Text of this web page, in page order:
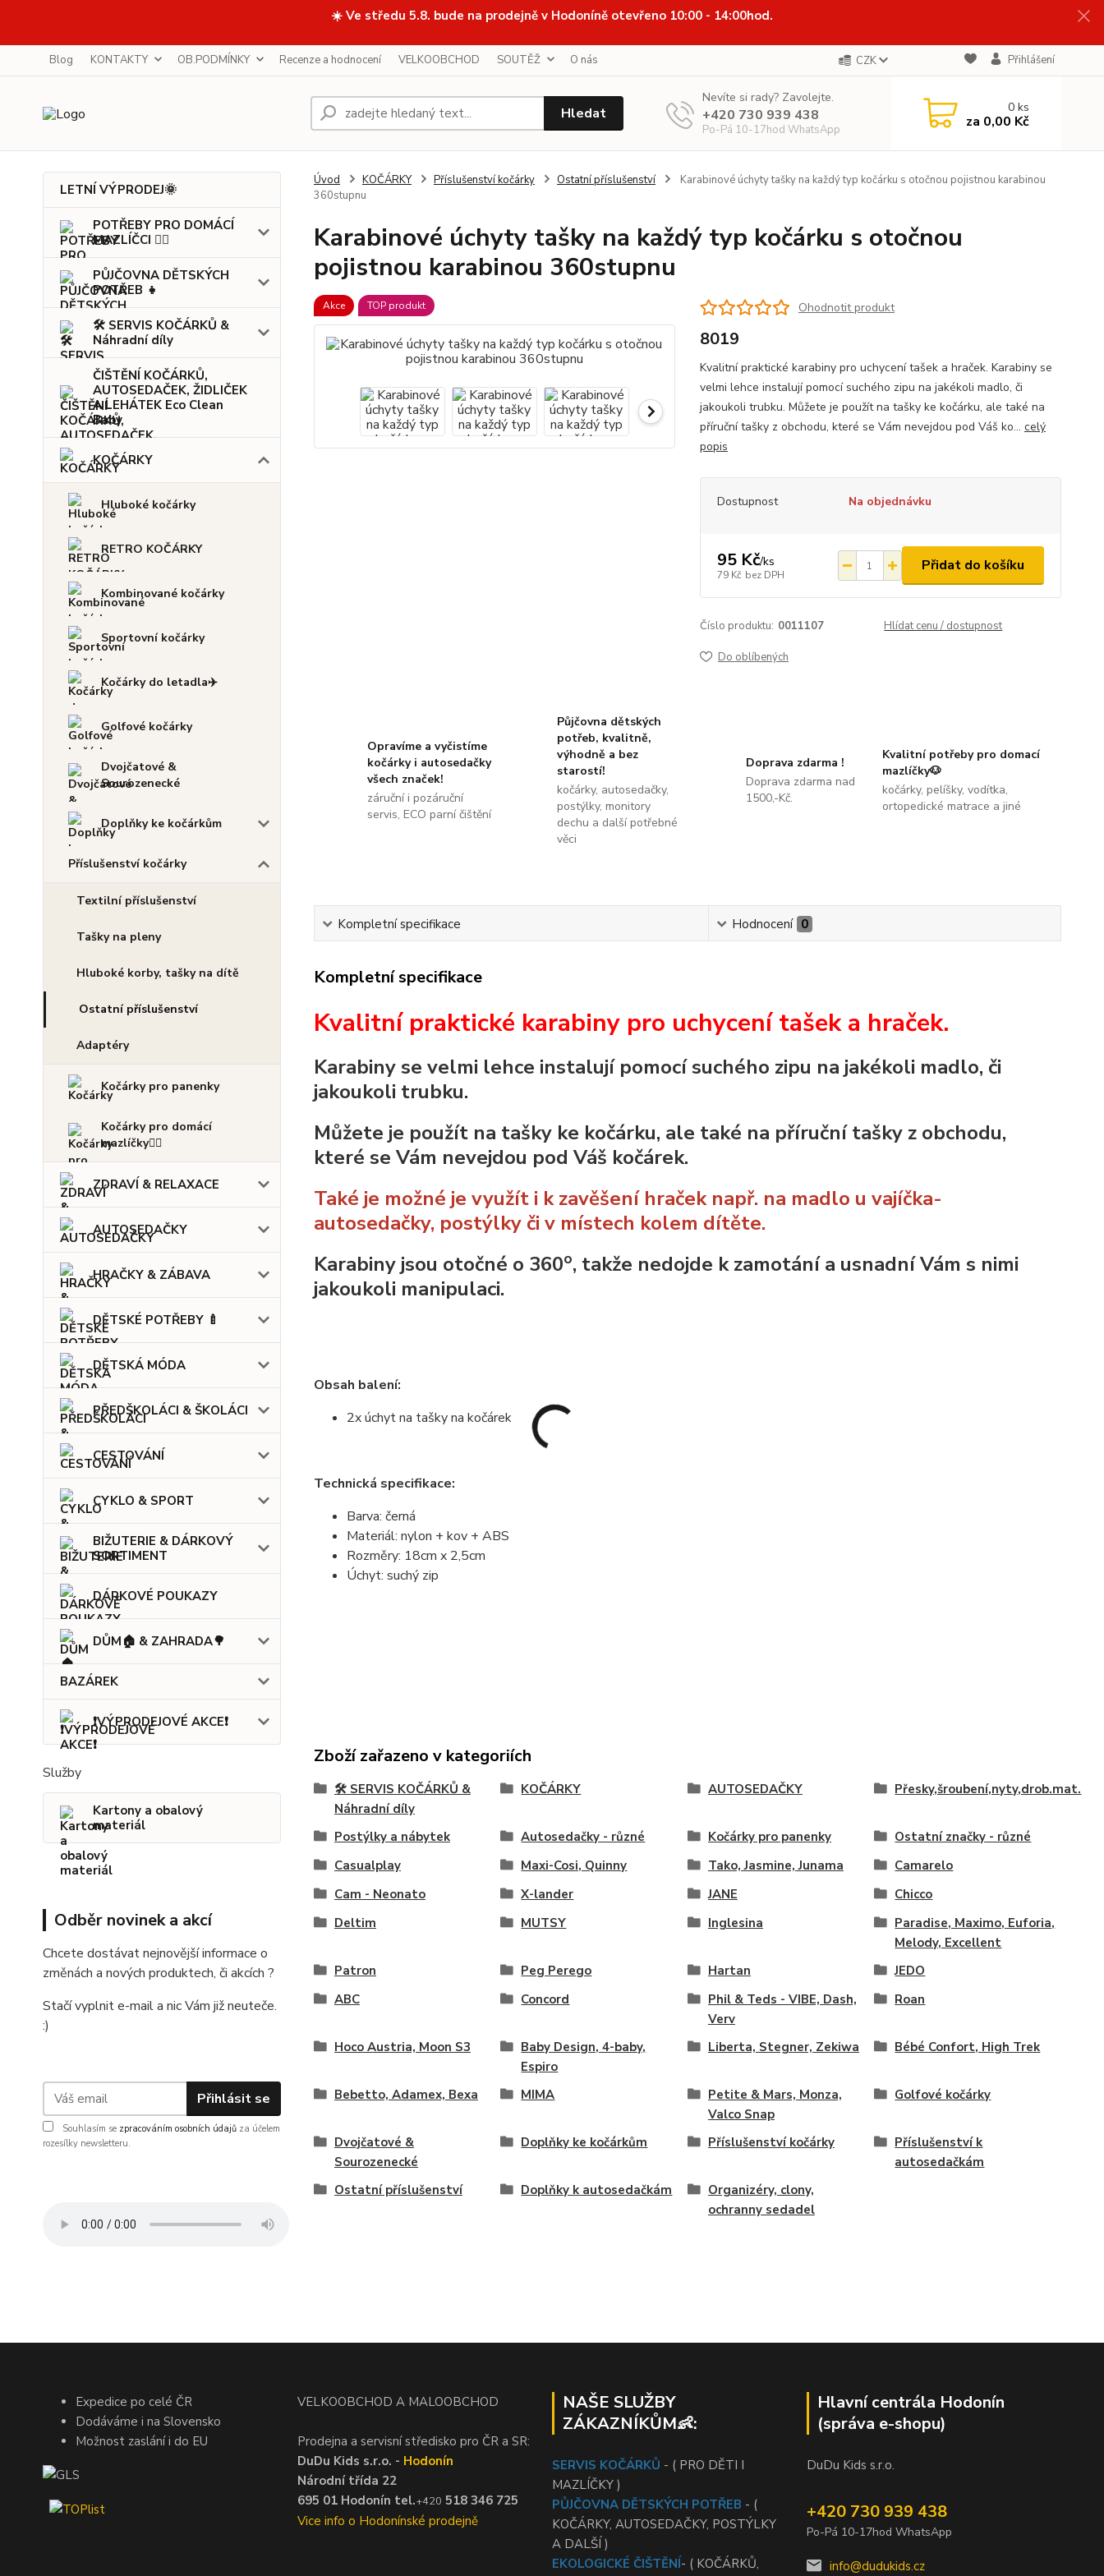
☀️ Ve středu 5.8. bude na prodejně v Hodoníně otevřeno 10:00 - 14:00hod.
Blog KONTAKTY OB.PODMÍNKY Recenze a hodnocení VELKOOBCHOD SOUTĚŽ O nás CZK Přihlášení
Hledat
Nevíte si rady? Zavolejte.
+420 730 939 438
Po-Pá 10-17hod WhatsApp
0ks
za 0,00 Kč
LETNÍ VÝPRODEJ🌞
POTŘEBY PRO DOMÁCÍ
MAZLÍČCI 🐕‍🦺
PŮJČOVNA DĚTSKÝCH
POTŘEB 👧
🛠️ SERVIS KOČÁRKŮ &
Náhradní díly
ČIŠTĚNÍ KOČÁRKŮ,
AUTOSEDAČEK, ŽIDLIČEK
A LEHÁTEK Eco Clean
Baby
KOČÁRKY
Hluboké kočárky
RETRO KOČÁRKY
Kombinované kočárky
Sportovní kočárky
Kočárky do letadla✈️
Golfové kočárky
Dvojčatové &
Sourozenecké
Doplňky ke kočárkům
Příslušenství kočárky
Textilní příslušenství
Tašky na pleny
Hluboké korby, tašky na dítě
Ostatní příslušenství
Adaptéry
Kočárky pro panenky
Kočárky pro domácí
mazlíčky🐕‍🦺
ZDRAVÍ & RELAXACE
AUTOSEDAČKY
HRAČKY & ZÁBAVA
DĚTSKÉ POTŘEBY 🍼
DĚTSKÁ MÓDA
PŘEDŠKOLÁCI & ŠKOLÁCI
CESTOVÁNÍ
CYKLO & SPORT
BIŽUTERIE & DÁRKOVÝ
SORTIMENT
DÁRKOVÉ POUKAZY
DŮM🏠 & ZAHRADA🌳
BAZÁREK
❗VÝPRODEJOVÉ AKCE❗
Služby
Kartony a obalový
materiál
Odběr novinek a akcí
Chcete dostávat nejnovější informace o
změnách a nových produktech, či akcích ?
Stačí vyplnit e-mail a nic Vám již neuteče.
:)
Přihlásit se
Souhlasím se zpracováním osobních údajů za účelem
rozesílky newsletteru.
Úvod KOČÁRKY Příslušenství kočárky Ostatní příslušenství
Karabinové úchyty tašky na každý typ kočárku s otočnou pojistnou karabinou
360stupnu
Karabinové úchyty tašky na každý typ kočárku s otočnou
pojistnou karabinou 360stupnu
Akce TOP produkt Ohodnotit produkt
8019
Kvalitní praktické karabiny pro uchycení tašek a hraček. Karabiny se
velmi lehce instalují pomocí suchého zipu na jakékoli madlo, či
jakoukoli trubku. Můžete je použít na tašky ke kočárku, ale také na
příruční tašky z obchodu, které se Vám nevejdou pod Váš ko... celý
popis
Dostupnost Na objednávku
95 Kč/ks
79 Kč bez DPH
Přidat do košíku
Číslo produktu: 0011107 Hlídat cenu / dostupnost
Do oblíbených
Opravíme a vyčistíme
kočárky i autosedačky
všech značek!
záruční i pozáruční
servis, ECO parní čištění
Půjčovna dětských
potřeb, kvalitně,
výhodně a bez
starostí!
kočárky, autosedačky,
postýlky, monitory
dechu a další potřebné
věci
Doprava zdarma !
Doprava zdarma nad
1500,-Kč.
Kvalitní potřeby pro domací
mazlíčky🐶
kočárky, pelíšky, vodítka,
ortopedické matrace a jiné
Kompletní specifikace Hodnocení 0
Kompletní specifikace
Kvalitní praktické karabiny pro uchycení tašek a hraček.
Karabiny se velmi lehce instalují pomocí suchého zipu na jakékoli madlo, či
jakoukoli trubku.
Můžete je použít na tašky ke kočárku, ale také na příruční tašky z obchodu,
které se Vám nevejdou pod Váš kočárek.
Také je možné je využít i k zavěšení hraček např. na madlo u vajíčka-
autosedačky, postýlky či v místech kolem dítěte.
Karabiny jsou otočné o 360o, takže nedojde k zamotání a usnadní Vám s nimi
jakoukoli manipulaci.
Obsah balení:
2x úchyt na tašky na kočárek
Technická specifikace:
Barva: černá
Materiál: nylon + kov + ABS
Rozměry: 18cm x 2,5cm
Úchyt: suchý zip
Zboží zařazeno v kategoriích
🛠️ SERVIS KOČÁRKŮ &
Náhradní díly
KOČÁRKY AUTOSEDAČKY Přesky,šroubení,nyty,drob.mat.
Postýlky a nábytek Autosedačky - různé Kočárky pro panenky
Ostatní značky - různé
Casualplay
Maxi-Cosi, Quinny Tako, Jasmine, Junama
Camarelo
Cam - Neonato
X-lander JANE
Chicco
Deltim
MUTSY Inglesina
Paradise, Maximo, Euforia,
Melody, Excellent
Patron
Peg Perego Hartan
JEDO
ABC
Concord
Phil & Teds - VIBE, Dash,
Verv
Roan
Hoco Austria, Moon S3
Baby Design, 4-baby,
Espiro
Liberta, Stegner, Zekiwa Bébé Confort, High Trek
Bebetto, Adamex, Bexa MIMA
Petite & Mars, Monza,
Valco Snap
Golfové kočárky
Dvojčatové &
Sourozenecké
Doplňky ke kočárkům Příslušenství kočárky
Příslušenství k
autosedačkám
Ostatní příslušenství
Doplňky k autosedačkám
Organizéry, clony,
ochranny sedadel
Expedice po celé ČR
Dodáváme i na Slovensko
Možnost zaslání i do EU
VELKOOBCHOD A MALOOBCHOD
Prodejna a servisní středisko pro ČR a SR:
DuDu Kids s.r.o. - Hodonín
Národní třída 22
695 01 Hodonín tel.+420 518 346 725
Vice info o Hodonínské prodejně
NAŠE SLUŽBY
ZÁKAZNÍKŮM👶:
SERVIS KOČÁRKŮ - ( PRO DĚTI I
MAZLÍČKY )
PŮJČOVNA DĚTSKÝCH POTŘEB - (
KOČÁRKY, AUTOSEDAČKY, POSTÝLKY
A DALŠÍ )
EKOLOGICKÉ ČIŠTĚNÍ- ( KOČÁRKŮ,
Hlavní centrála Hodonín
(správa e-shopu)
DuDu Kids s.r.o.
+420 730 939 438
Po-Pá 10-17hod WhatsApp
info@dudukids.cz